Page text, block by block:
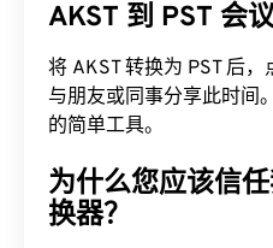
AKST 到 PST 会
将 AKST 转换为 PST 后
与朋友或同事分享此时间
的简单工具。
为什么您应该信
换器？